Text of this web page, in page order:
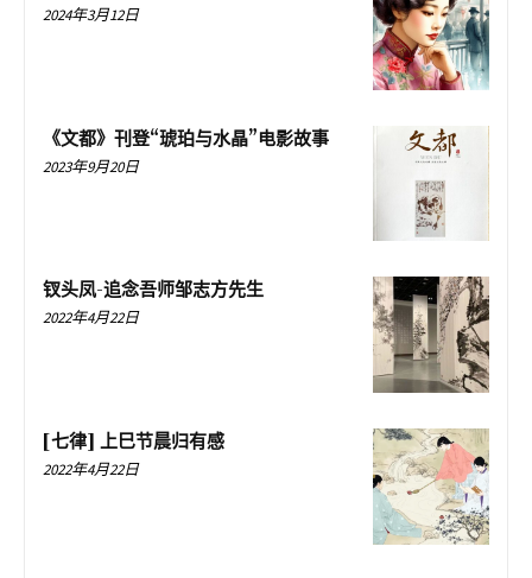
2024年3月12日
《文都》刊登“琥珀与水晶”电影故事
2023年9月20日
钗头凤-追念吾师邹志方先生
2022年4月22日
[七律] 上巳节晨归有感
2022年4月22日